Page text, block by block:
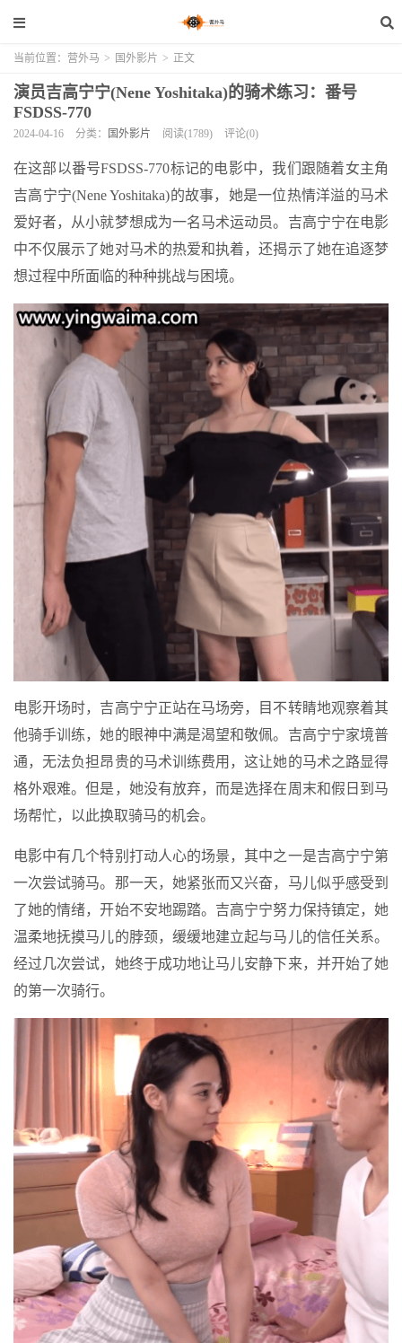
当前位置： 营外马 > 国外影片 > 正文
演员吉高宁宁(Nene Yoshitaka)的骑术练习：番号
FSDSS-770
2024-04-16 分类： 国外影片 阅读(1789) 评论(0)
在这部以番号FSDSS-770标记的电影中，我们跟随着女主角
吉高宁宁(Nene Yoshitaka)的故事，她是一位热情洋溢的马术
爱好者，从小就梦想成为一名马术运动员。吉高宁宁在电影
中不仅展示了她对马术的热爱和执着，还揭示了她在追逐梦
想过程中所面临的种种挑战与困境。
电影开场时，吉高宁宁正站在马场旁，目不转睛地观察着其
他骑手训练，她的眼神中满是渴望和敬佩。吉高宁宁家境普
通，无法负担昂贵的马术训练费用，这让她的马术之路显得
格外艰难。但是，她没有放弃，而是选择在周末和假日到马
场帮忙，以此换取骑马的机会。
电影中有几个特别打动人心的场景，其中之一是吉高宁宁第
一次尝试骑马。那一天，她紧张而又兴奋，马儿似乎感受到
了她的情绪，开始不安地踢踏。吉高宁宁努力保持镇定，她
温柔地抚摸马儿的脖颈，缓缓地建立起与马儿的信任关系。
经过几次尝试，她终于成功地让马儿安静下来，并开始了她
的第一次骑行。